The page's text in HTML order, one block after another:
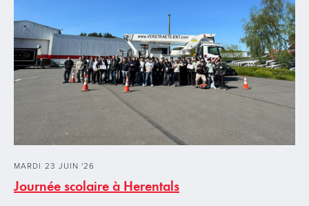
MARDI 23 JUIN '26
Journée scolaire à Herentals